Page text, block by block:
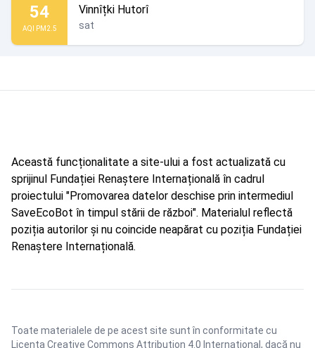
54
AQI PM2.5
Vinnîțki Hutorî
sat
Această funcționalitate a site-ului a fost actualizată cu
sprijinul Fundației Renaștere Internațională în cadrul
proiectului "Promovarea datelor deschise prin intermediul
SaveEcoBot în timpul stării de război". Materialul reflectă
poziția autorilor și nu coincide neapărat cu poziția Fundației
Renaștere Internațională.
Toate materialele de pe acest site sunt în conformitate cu
Licența Creative Commons Attribution 4.0 International , dacă nu